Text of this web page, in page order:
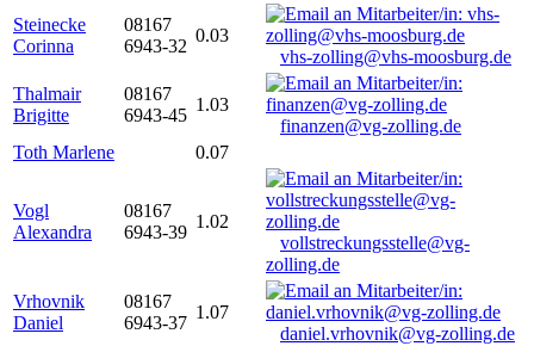
Steinecke
Corinna
08167
6943-32
0.03
vhs-zolling@vhs-moosburg.de
Thalmair
Brigitte
08167
6943-45
1.03
finanzen@vg-zolling.de
Toth Marlene
0.07
Vogl
Alexandra
08167
6943-39
1.02
vollstreckungsstelle@vg-
zolling.de
Vrhovnik
Daniel
08167
6943-37
1.07
daniel.vrhovnik@vg-zolling.de